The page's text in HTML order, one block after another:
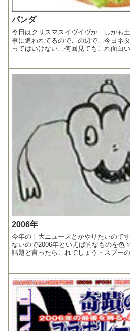
パンダ
今日はクリスマスイヴイヴか…しかも
事に追われてるのでこの辺で…今日ネ
ってはいけない…何回見てもこれ面白い
2006年
今年の十大ニュースとかやりたいので
ないので2006年といえば的なものを
話題と言ったらこれでしょう・スプー